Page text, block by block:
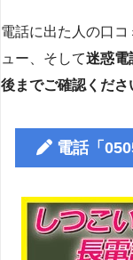
電話に出た人の口
ュー、そして迷惑電
後までご確認くださ
電話「